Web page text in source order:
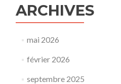
par
Lucien
13
ARCHIVES
mai 2026
février 2026
septembre 2025